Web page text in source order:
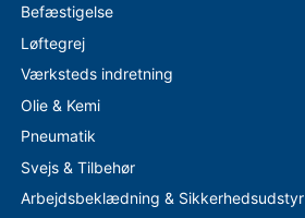
Befæstigelse
Løftegrej
Værksteds indretning
Olie & Kemi
Pneumatik
Svejs & Tilbehør
Arbejdsbeklædning & Sikkerhedsudstyr